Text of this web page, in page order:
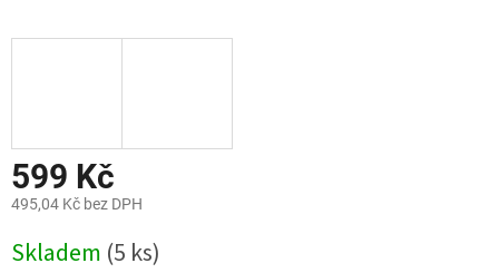
599 Kč
495,04 Kč bez DPH
cena:
Skladem (5 ks)